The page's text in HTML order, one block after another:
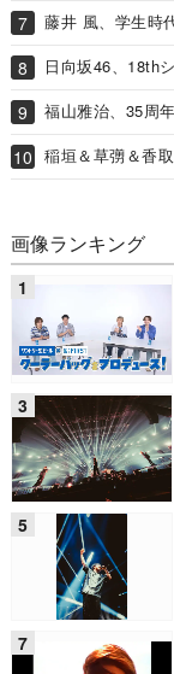
藤井 風、学生時
日向坂46、18th
福山雅治、35周
稲垣＆草彅＆香
画像ランキング